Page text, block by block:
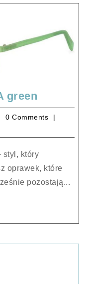
green
5571A
green
0 Comments
oprawek, które
pozostają...